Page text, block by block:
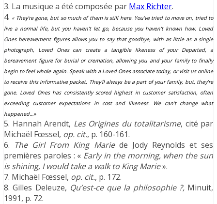
3. La musique a été composée par Max Richter.
4. « They’re gone, but so much of them is still here. You’ve tried to move on, tried to
live a normal life, but you haven’t let go, because you haven’t known how. Loved
Ones bereavement figures allows you to say that goodbye, with as little as a single
photograph, Loved Ones can create a tangible likeness of your Departed, a
bereavement figure for burial or cremation, allowing you and your family to finally
begin to feel whole again. Speak with a Loved Ones associate today, or visit us online
to receive this informative packet. They’ll always be a part of your family, but, they’re
gone. Loved Ones has consistently scored highest in customer satisfaction, often
exceeding customer expectations in cost and likeness. We can’t change what
happened…»
5. Hannah Arendt, Les Origines du totalitarisme, cité par
Michaël Fœssel, op. cit., p. 160-161.
6. The Girl From King Mariede Jody Reynolds et ses
premières paroles : « Early in the morning, when the sun
is shining, I would take a walk to King Marie».
7. Michaël Fœssel, op. cit., p. 172.
8. Gilles Deleuze, Qu’est-ce que la philosophie ?,Minuit,
1991, p. 72.